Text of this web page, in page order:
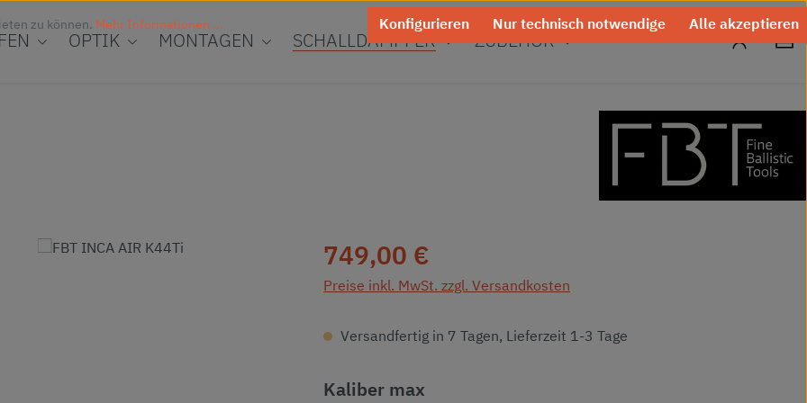
OPTIK MONTAGEN SCHALLDÄMPFER ZUBEHÖR
0
Regulärer Preis:
749,00 €
Preise inkl. MwSt. zzgl. Versandkosten
Versandfertig in 7 Tagen, Lieferzeit 1-3 Tage
Kaliber max
zu können. Mehr Informationen ... Nur technisch notwendige
Konfigurieren Alle akzeptieren